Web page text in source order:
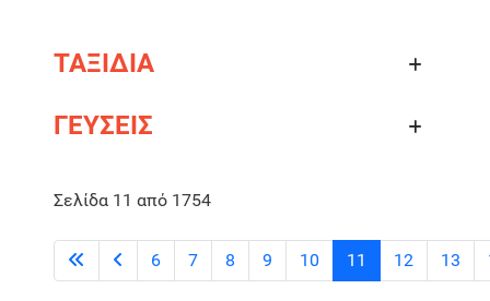
ΤΑΞΙΔΙΑ
ΓΕΥΣΕΙΣ
Σελίδα 11 από 1754
6 7 8 9 10 11 12 13